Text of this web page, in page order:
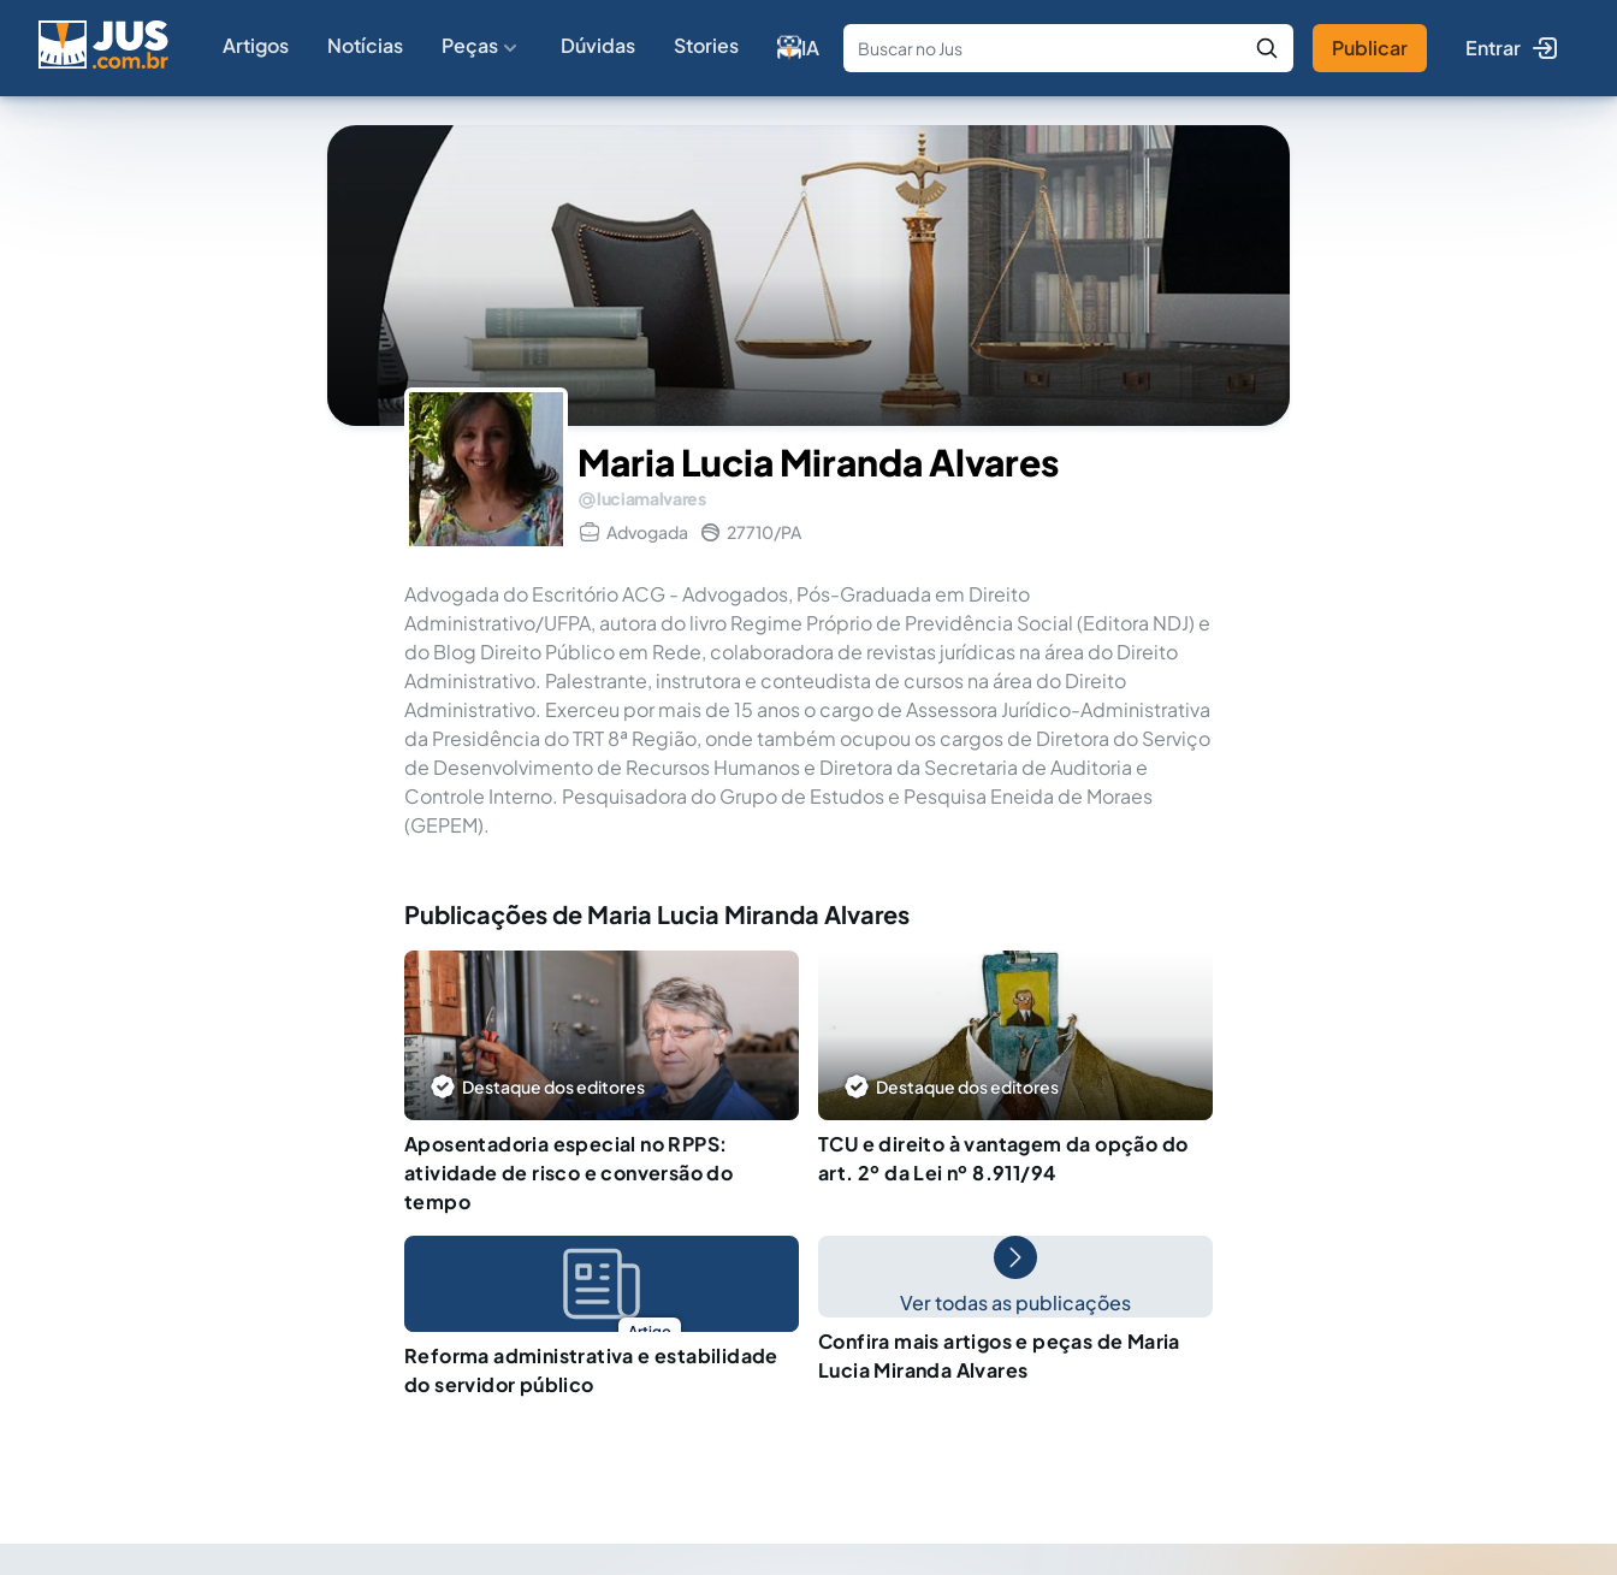
Artigos Notícias Peças Dúvidas Stories IA
Fale com a IA Buscar no Jus
Publicar Entrar
Maria Lucia Miranda Alvares
luciamalvares
Advogada
27710/PA
Advogada do Escritório ACG - Advogados, Pós-Graduada em Direito
Administrativo/UFPA, autora do livro Regime Próprio de Previdência Social (Editora NDJ) e
do Blog Direito Público em Rede, colaboradora de revistas jurídicas na área do Direito
Administrativo. Palestrante, instrutora e conteudista de cursos na área do Direito
Administrativo. Exerceu por mais de 15 anos o cargo de Assessora Jurídico-Administrativa
da Presidência do TRT 8ª Região, onde também ocupou os cargos de Diretora do Serviço
de Desenvolvimento de Recursos Humanos e Diretora da Secretaria de Auditoria e
Controle Interno. Pesquisadora do Grupo de Estudos e Pesquisa Eneida de Moraes
(GEPEM).
Publicações de Maria Lucia Miranda Alvares
Destaque dos editores
Aposentadoria especial no RPPS:
atividade de risco e conversão do
tempo
Destaque dos editores
TCU e direito à vantagem da opção do
art. 2º da Lei nº 8.911/94
Artigo
Reforma administrativa e estabilidade
do servidor público
Ver todas as publicações
Confira mais artigos e peças de Maria
Lucia Miranda Alvares